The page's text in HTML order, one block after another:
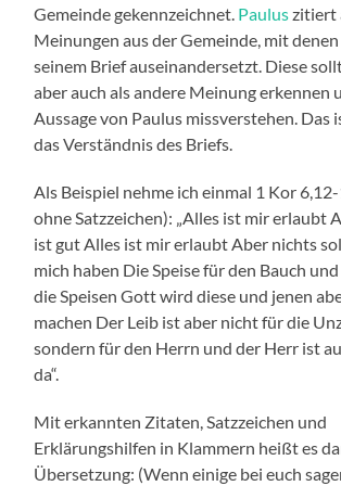
Gemeinde gekennzeichnet. Pauluszitiert
Meinungen aus der Gemeinde, mit denen
seinem Brief auseinandersetzt. Diese
aber auch als andere Meinung erkennen
Aussage von Paulus missverstehen. Das
das Verständnis des Briefs.
Als Beispiel nehme ich einmal 1 Kor
ohne Satzzeichen): „Alles ist mir erlaubt
ist gut Alles ist mir erlaubt Aber nichts
mich haben Die Speise für den Bauch
die Speisen Gott wird diese und jenen
machen Der Leib ist aber nicht für die
sondern für den Herrn und der Herr ist
da“.
Mit erkannten Zitaten, Satzzeichen und
Erklärungshilfen in Klammern heißt es
Übersetzung: (Wenn einige bei euch